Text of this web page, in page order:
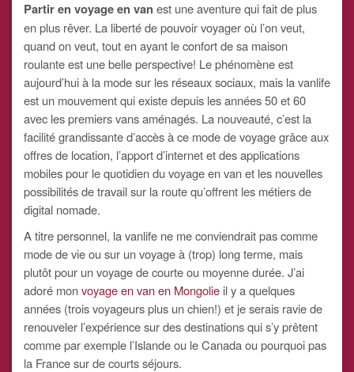
Partir en voyage en van est une aventure qui fait de plus
en plus rêver. La liberté de pouvoir voyager où l’on veut,
quand on veut, tout en ayant le confort de sa maison
roulante est une belle perspective! Le phénomène est
aujourd’hui à la mode sur les réseaux sociaux, mais la vanlife
est un mouvement qui existe depuis les années 50 et 60
avec les premiers vans aménagés. La nouveauté, c’est la
facilité grandissante d’accès à ce mode de voyage grâce aux
offres de location, l’apport d’internet et des applications
mobiles pour le quotidien du voyage en van et les nouvelles
possibilités de travail sur la route qu’offrent les métiers de
digital nomade.
A titre personnel, la vanlife ne me conviendrait pas comme
mode de vie ou sur un voyage à (trop) long terme, mais
plutôt pour un voyage de courte ou moyenne durée. J’ai
adoré monvoyage en van en Mongolie il y a quelques
années (trois voyageurs plus un chien!) et je serais ravie de
renouveler l’expérience sur des destinations qui s’y prêtent
comme par exemple l’Islande ou le Canada ou pourquoi pas
la France sur de courts séjours.